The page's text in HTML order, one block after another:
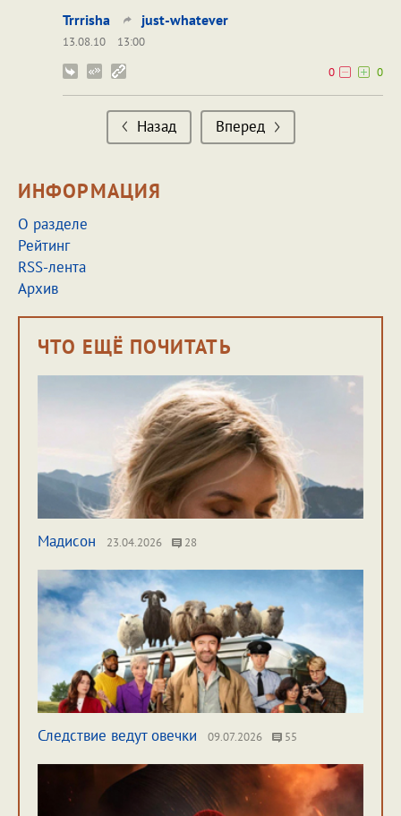
Trrrisha just-whatever
13.08.10
13:00
0
0
Назад Вперед
ИНФОРМАЦИЯ
О разделе
Рейтинг
RSS-лента
Архив
ЧТО ЕЩЁ ПОЧИТАТЬ
Мадисон 23.04.2026 28
Следствие ведут овечки 09.07.2026 55